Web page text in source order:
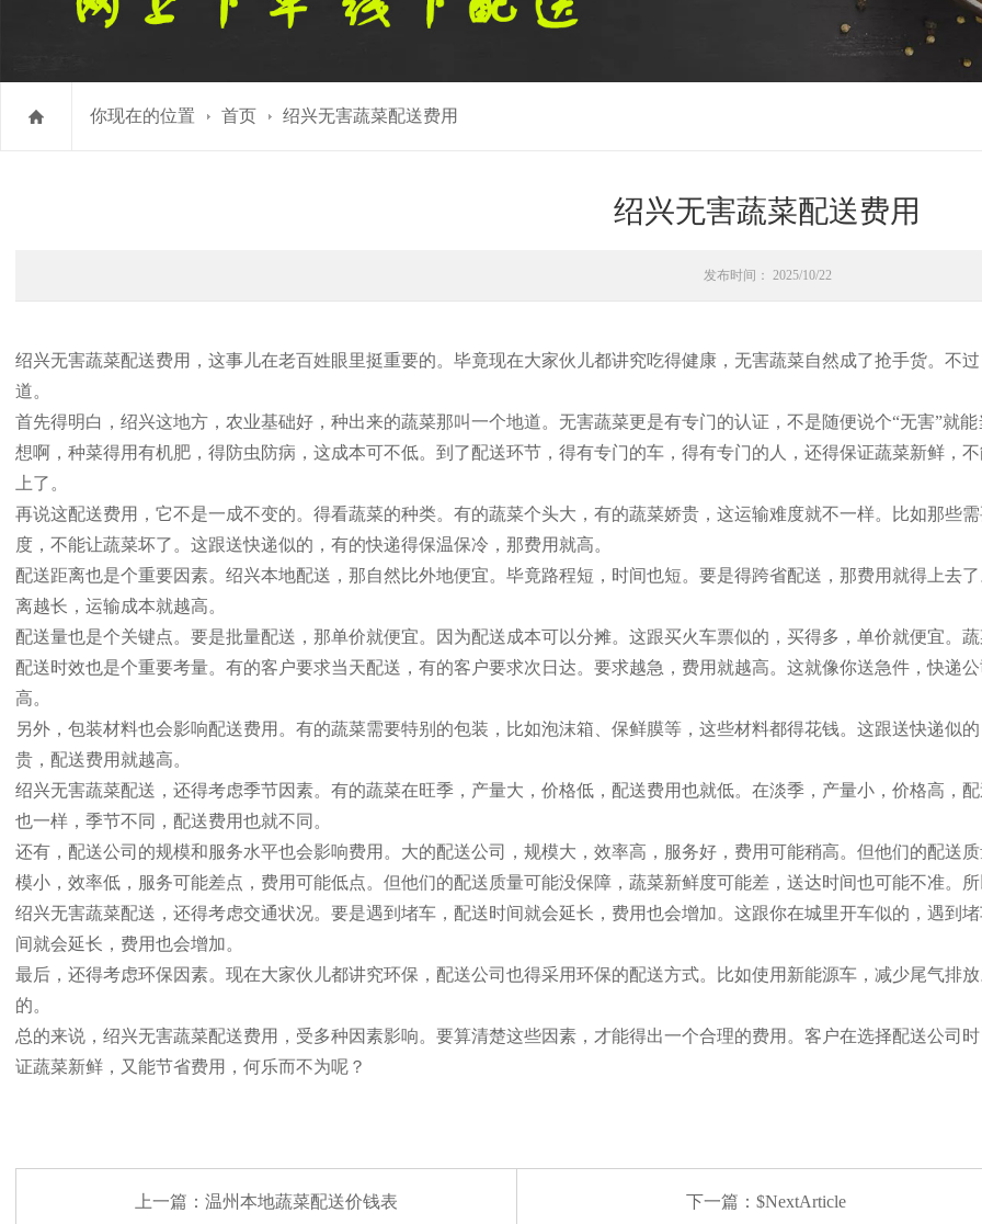
你现在的位置 首页 绍兴无害蔬菜配送费用
绍兴无害蔬菜配送费用
发布时间： 2025/10/22
绍兴无害蔬菜配送费用，这事儿在老百姓眼里挺重要的。毕竟现在大家伙儿都讲究吃得健康，无害蔬菜自然成了抢手货。不
道。
首先得明白，绍兴这地方，农业基础好，种出来的蔬菜那叫一个地道。无害蔬菜更是有专门的认证，不是随便说个“无害”就
想啊，种菜得用有机肥，得防虫防病，这成本可不低。到了配送环节，得有专门的车，得有专门的人，还得保证蔬菜新鲜，
上了。
再说这配送费用，它不是一成不变的。得看蔬菜的种类。有的蔬菜个头大，有的蔬菜娇贵，这运输难度就不一样。比如那些
度，不能让蔬菜坏了。这跟送快递似的，有的快递得保温保冷，那费用就高。
配送距离也是个重要因素。绍兴本地配送，那自然比外地便宜。毕竟路程短，时间也短。要是得跨省配送，那费用就得上去
离越长，运输成本就越高。
配送量也是个关键点。要是批量配送，那单价就便宜。因为配送成本可以分摊。这跟买火车票似的，买得多，单价就便宜。
配送时效也是个重要考量。有的客户要求当天配送，有的客户要求次日达。要求越急，费用就越高。这就像你送急件，快递
高。
另外，包装材料也会影响配送费用。有的蔬菜需要特别的包装，比如泡沫箱、保鲜膜等，这些材料都得花钱。这跟送快递似
贵，配送费用就越高。
绍兴无害蔬菜配送，还得考虑季节因素。有的蔬菜在旺季，产量大，价格低，配送费用也就低。在淡季，产量小，价格高，
也一样，季节不同，配送费用也就不同。
还有，配送公司的规模和服务水平也会影响费用。大的配送公司，规模大，效率高，服务好，费用可能稍高。但他们的配送
模小，效率低，服务可能差点，费用可能低点。但他们的配送质量可能没保障，蔬菜新鲜度可能差，送达时间也可能不准。
绍兴无害蔬菜配送，还得考虑交通状况。要是遇到堵车，配送时间就会延长，费用也会增加。这跟你在城里开车似的，遇到
间就会延长，费用也会增加。
最后，还得考虑环保因素。现在大家伙儿都讲究环保，配送公司也得采用环保的配送方式。比如使用新能源车，减少尾气排
的。
总的来说，绍兴无害蔬菜配送费用，受多种因素影响。要算清楚这些因素，才能得出一个合理的费用。客户在选择配送公司
证蔬菜新鲜，又能节省费用，何乐而不为呢？
上一篇： 温州本地蔬菜配送价钱表 下一篇：$NextArticle